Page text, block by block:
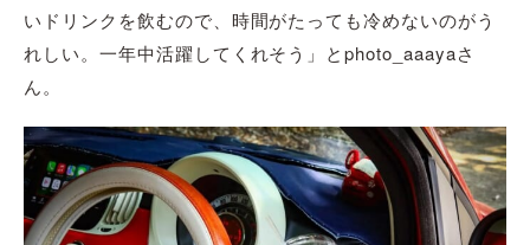
いドリンクを飲むので、時間がたっても冷めないのがう
れしい。一年中活躍してくれそう」とphoto_aaayaさ
ん。